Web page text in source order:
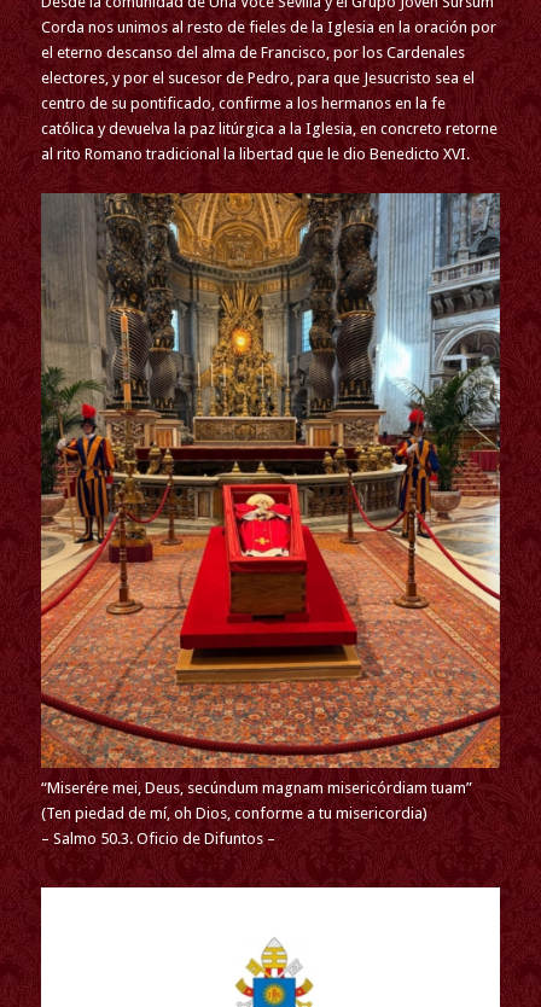
Corda nos unimos al resto de fieles de la Iglesia en la oración por
el eterno descanso del alma de Francisco, por los Cardenales
electores, y por el sucesor de Pedro, para que Jesucristo sea el
centro de su pontificado, confirme a los hermanos en la fe
católica y devuelva la paz litúrgica a la Iglesia, en concreto retorne
al rito Romano tradicional la libertad que le dio Benedicto XVI.
“Miserére mei, Deus, secúndum magnam misericórdiam tuam”
(Ten piedad de mí, oh Dios, conforme a tu misericordia)
– Salmo 50.3. Oficio de Difuntos –